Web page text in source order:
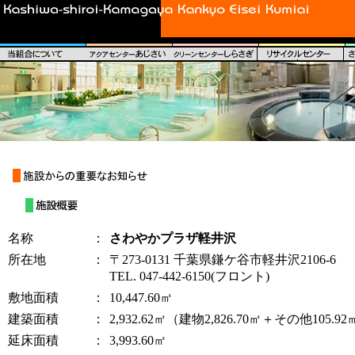
名称 ：
さわやかプラザ軽井沢
所在地
：
〒273-0131 千葉県鎌ケ谷市軽井沢2106-6
TEL. 047-442-6150(フロント)
敷地面積
：
10,447.60㎡
建築面積
：
2,932.62㎡（建物2,826.70㎡＋その他105.92
延床面積
： 3,993.60㎡